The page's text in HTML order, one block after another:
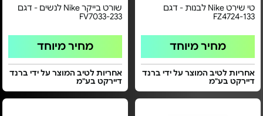
טי שירט Nike לבנות - דגם
FZ4724-133
מחיר מיוחד
אחריות לטיב המוצר על ידי ברנד
דיירקט בע"מ
שורט בייקר Nike לנשים - דגם
FV7033-233
מחיר מיוחד
אחריות לטיב המוצר על ידי ברנד
דיירקט בע"מ